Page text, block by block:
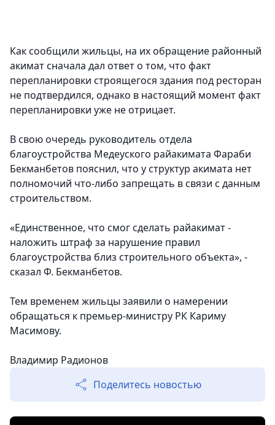
Как сообщили жильцы, на их обращение районный
акимат сначала дал ответ о том, что факт
перепланировки строящегося здания под ресторан
не подтвердился, однако в настоящий момент факт
перепланировки уже не отрицает.
В свою очередь руководитель отдела
благоустройства Медеуского райакимата Фараби
Бекманбетов пояснил, что у структур акимата нет
полномочий что-либо запрещать в связи с данным
строительством.
«Единственное, что смог сделать райакимат -
наложить штраф за нарушение правил
благоустройства близ строительного объекта», -
сказал Ф. Бекманбетов.
Тем временем жильцы заявили о намерении
обращаться к премьер-министру РК Кариму
Масимову.
Владимир Радионов
Поделитесь новостью